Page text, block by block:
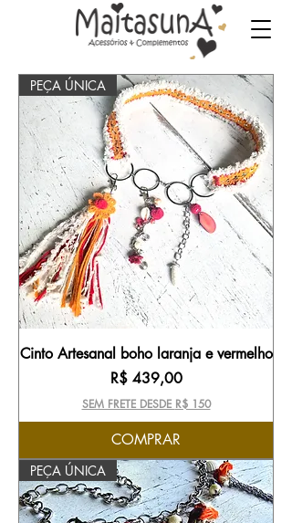
PEÇA ÚNICA
Cinto Artesanal boho laranja e vermelho
Preço
R$ 439,00
SEM FRETE DESDE R$ 150
COMPRAR
PEÇA ÚNICA